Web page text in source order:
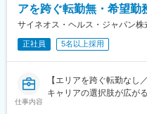
変更の範囲：会社の定め
（１）充実の待遇：同業
日当の支給の他、退職金
帰省交通費の支給など福
社員が多いのも特徴です。
公募制度も充実しており
部への異動も可能です。
アを跨ぐ転勤無・希望勤
サイネオス・ヘルス・ジャパン株
正社員 5名以上採用
仕事内容
【エリアを跨ぐ転勤なし
キャリアの選択肢が広が